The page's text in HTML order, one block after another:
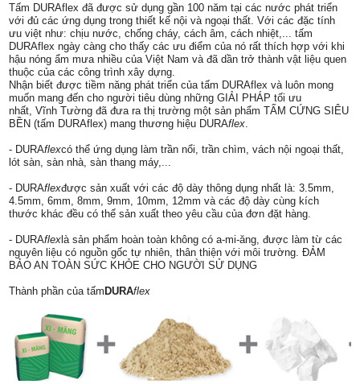
Tấm DURAflexđã được sử dụng gần 100 năm tại các nước phát triển
với đủ các ứng dụng trong thiết kế nội và ngoại thất. Với các đặc tính
ưu việt như: chịu nước, chống cháy, cách âm, cách nhiệt,... tấm
DURAflex ngày càng cho thấy các ưu điểm của nó rất thích hợp với khi
hậu nóng ẩm mưa nhiều của Việt Nam và đã dần trở thành vật liệu quen
thuộc của các công trình xây dựng.
Nhận biết được tiềm năng phát triển của tấm DURAflex và luôn mong
muốn mang đến cho người tiêu dùng những GIẢI PHÁP tối ưu
nhất, Vĩnh Tường đã đưa ra thị trường một sản phẩm TẤM CỨNG SIÊU
BỀN (tấm DURAflex) mang thương hiệu DURAflex
- DURAflexcó thể ứng dụng làm trần nổi, trần chìm, vách nội ngoại thất,
lót sàn, sàn nhà, sàn thang máy,...
- DURAflexđược sản xuất với các độ dày thông dụng nhất là: 3.5mm,
4.5mm, 6mm, 8mm, 9mm, 10mm, 12mm và các độ dày cùng kích
thước khác đều có thể sản xuất theo yêu cầu của đơn đặt hàng.
- DURAflexlà sản phẩm hoàn toàn không có a-mi-ăng, được làm từ các
nguyên liệu có nguồn gốc tự nhiên, thân thiện với môi trường. ĐẢM
BẢO AN TOÀN SỨC KHỎE CHO NGƯỜI SỬ DỤNG
Thành phần của tấmDURAflex